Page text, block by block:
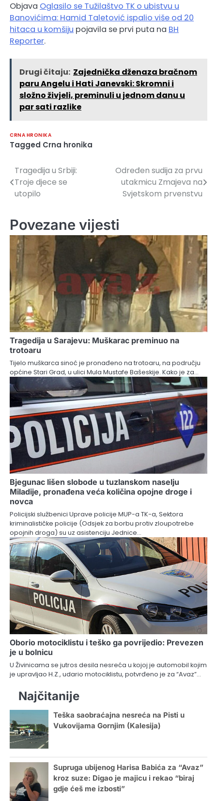
Objava Oglasilo se Tužilaštvo TK o ubistvu u
Banovićima: Hamid Taletović ispalio više od 20
hitaca u komšiju pojavila se prvi puta na BH
Reporter.
Drugi čitaju: Zajednička dženaza bračnom
paru Angelu i Hati Janevski: Skromni i
složno živjeli, preminuli u jednom danu u
par sati razlike
CRNA HRONIKA
Tagged Crna hronika
Navigacija
članaka
Tragedija u Srbiji:
Troje djece se
utopilo
Određen sudija za prvu
utakmicu Zmajeva na
Svjetskom prvenstvu
Povezane vijesti
Tragedija u Sarajevu: Muškarac preminuo na
trotoaru
Tijelo muškarca sinoć je pronađeno na trotoaru, na području
općine Stari Grad, u ulici Mula Mustafe Bašeskije. Kako je za…
Bjegunac lišen slobode u tuzlanskom naselju
Miladije, pronađena veća količina opojne droge i
novca
Policijski službenici Uprave policije MUP-a TK-a, Sektora
kriminalističke policije (Odsjek za borbu protiv zloupotrebe
opojnih droga) su uz asistenciju Jednice…
Oborio motociklistu i teško ga povrijedio: Prevezen
je u bolnicu
U Živinicama se jutros desila nesreća u kojoj je automobil kojim
je upravljao H.Z., udario motociklistu, potvrđeno je za “Avaz”…
Najčitanije
Teška saobraćajna nesreća na Pisti u
Vukovijama Gornjim (Kalesija)
Supruga ubijenog Harisa Babića za “Avaz”
kroz suze: Digao je majicu i rekao “biraj
gdje ćeš me izbosti”